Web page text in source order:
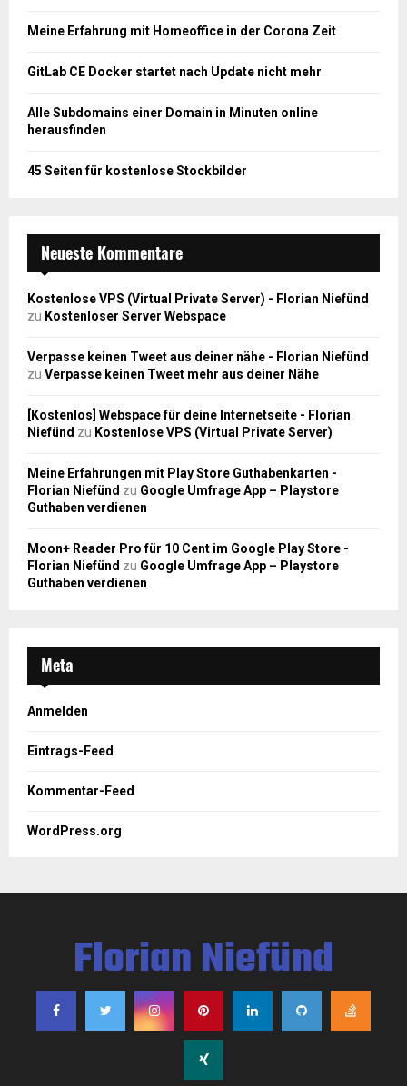
Meine Erfahrung mit Homeoffice in der Corona Zeit
GitLab CE Docker startet nach Update nicht mehr
Alle Subdomains einer Domain in Minuten online
herausfinden
45 Seiten für kostenlose Stockbilder
Neueste Kommentare
Kostenlose VPS (Virtual Private Server) - Florian Niefünd
Kostenloser Server Webspace
Verpasse keinen Tweet aus deiner nähe - Florian Niefünd
Verpasse keinen Tweet mehr aus deiner Nähe
[Kostenlos] Webspace für deine Internetseite - Florian
Niefünd zuKostenlose VPS (Virtual Private Server)
Meine Erfahrungen mit Play Store Guthabenkarten -
Florian Niefündzu
Google Umfrage App – Playstore
Guthaben verdienen
Moon+ Reader Pro für 10 Cent im Google Play Store -
Florian Niefünd
Google Umfrage App – Playstore
Guthaben verdienen
Meta
Anmelden
Eintrags-Feed
Kommentar-Feed
WordPress.org
Florian Niefünd